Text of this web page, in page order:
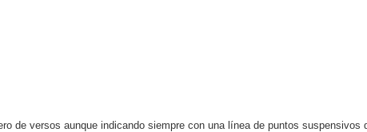
de versos aunque indicando siempre con una línea de puntos suspensivos